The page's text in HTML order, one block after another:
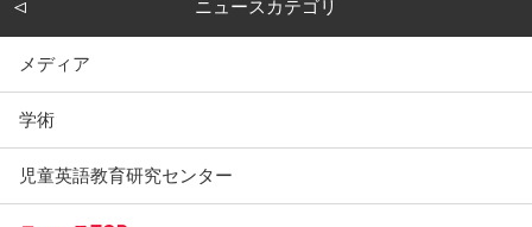
ニュースカテゴリ
メディア
学術
児童英語教育研究センター